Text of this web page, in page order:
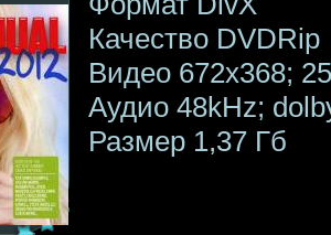
Качество DVDRip
Видео 672x368;
Аудио 48kHz;
Размер 1,37 Гб